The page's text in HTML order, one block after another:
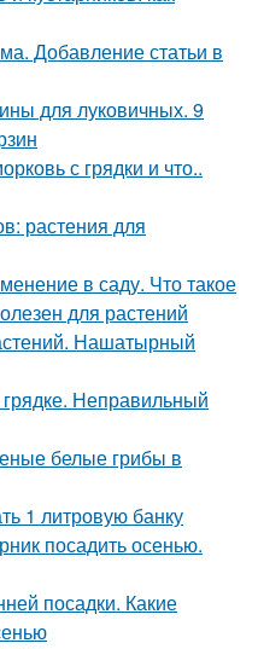
Добавление статьи в
для луковичных. 9
с грядки и что..
растения для
в саду. Что такое
для растений
Нашатырный
Неправильный
белые грибы в
1 литровую банку
посадить осенью.
посадки. Какие